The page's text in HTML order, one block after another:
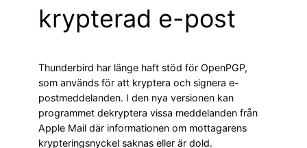
krypterad e-post
Thunderbird har länge haft stöd för OpenPGP,
som används för att kryptera och signera e-
postmeddelanden. I den nya versionen kan
programmet dekryptera vissa meddelanden från
Apple Mail där informationen om mottagarens
krypteringsnyckel saknas eller är dold.